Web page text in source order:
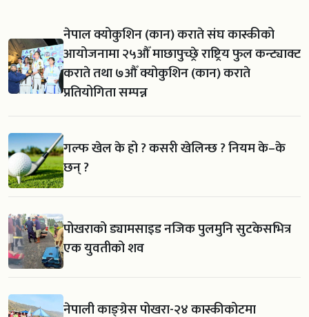
नेपाल क्योकुशिन (कान) कराते संघ कास्कीको
आयोजनामा २५औँ माछापुच्छ्रे राष्ट्रिय फुल कन्ट्याक्ट
कराते तथा ७औँ क्योकुशिन (कान) कराते
प्रतियोगिता सम्पन्न
गल्फ खेल के हो ? कसरी खेलिन्छ ? नियम के–के
छन् ?
पोखराको ड्यामसाइड नजिक पुलमुनि सुटकेसभित्र
एक युवतीको शव
नेपाली काङ्ग्रेस पोखरा-२४ कास्कीकोटमा